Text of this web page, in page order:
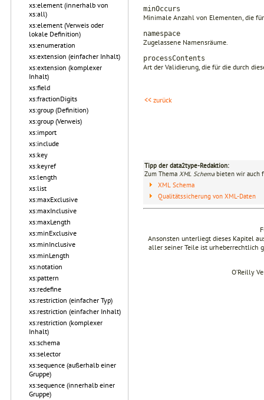
xs:element (innerhalb von
xs:all)
xs:element (Verweis oder
lokale Definition)
xs:enumeration
xs:extension (einfacher Inhalt)
xs:extension (komplexer
Inhalt)
xs:field
xs:fractionDigits
xs:group (Definition)
xs:group (Verweis)
xs:import
xs:include
xs:key
xs:keyref
xs:length
xs:list
xs:maxExclusive
xs:maxInclusive
xs:maxLength
xs:minExclusive
xs:minInclusive
xs:minLength
xs:notation
xs:pattern
xs:redefine
xs:restriction (einfacher Typ)
xs:restriction (einfacher Inhalt)
xs:restriction (komplexer
Inhalt)
xs:schema
xs:selector
xs:sequence (außerhalb einer
Gruppe)
xs:sequence (innerhalb einer
Gruppe)
minOccurs
Minimale Anzahl von Elementen, die
namespace
Zugelassene Namensräume.
processContents
Art der Validierung, die für die durch
<< zurück
Tipp der data2type-Redaktion:
Zum Thema XML Schemabieten wir auch
XML Schema
Qualitätssicherung von XML-Daten
Ansonsten unterliegt dieses Kapitel
aller seiner Teile ist urheberrechtlich
O’Reilly